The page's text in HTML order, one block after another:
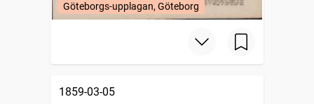
Göteborgs-upplagan, Göteborg
1859-03-05